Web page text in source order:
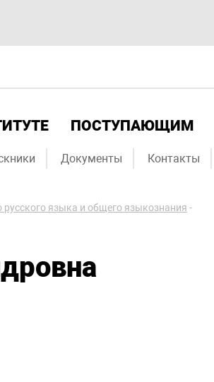
ПОСТУПАЮЩИМ
Документы Контакты
русского языка и общего языкознания -